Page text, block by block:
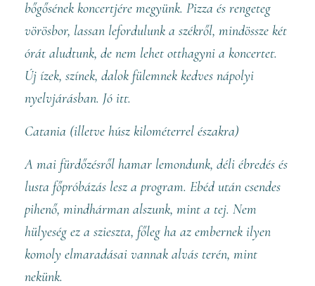
bőgősének koncertjére megyünk. Pizza és rengeteg
vörösbor, lassan lefordulunk a székről, mindössze két
órát aludtunk, de nem lehet otthagyni a koncertet.
Új ízek, színek, dalok fülemnek kedves nápolyi
nyelvjárásban. Jó itt.
Catania (illetve húsz kilométerrel északra)
A mai fürdőzésről hamar lemondunk, déli ébredés és
lusta főpróbázás lesz a program. Ebéd után csendes
pihenő, mindhárman alszunk, mint a tej. Nem
hülyeség ez a szieszta, főleg ha az embernek ilyen
komoly elmaradásai vannak alvás terén, mint
nekünk.